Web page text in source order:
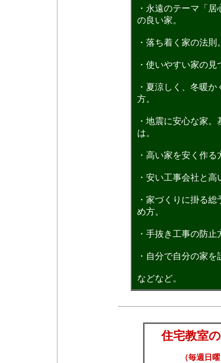
・永遠のテーマ「
の良い家。
・落ち着く家の法則
・使いやすい家の
・夏涼しく、冬暖
方。
・地震に安心な家
は。
・高い家を安く作る
・安い工事会社と
・家づくりに掛る
め方。
・手抜き工事の防止
・自分で自分の家
などなど。
住宅教室
（毎週日